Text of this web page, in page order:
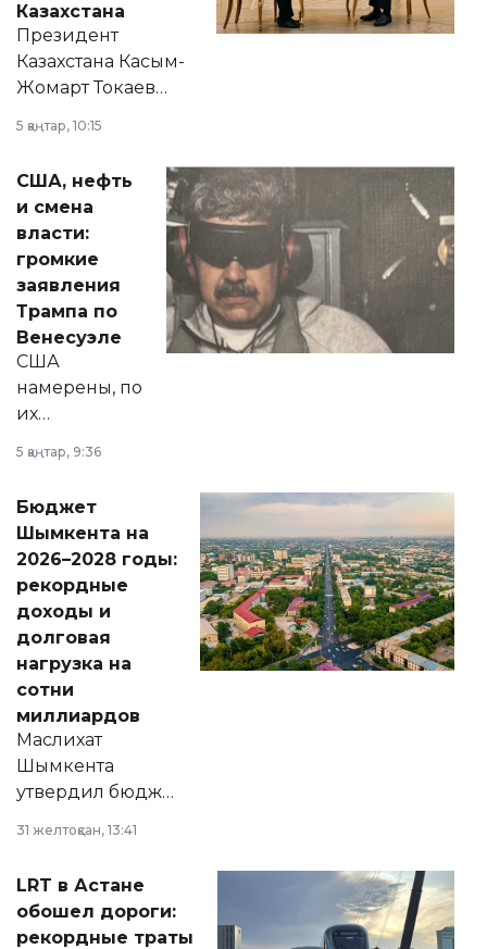
Казахстана
Президент
Казахстана Касым-
Жомарт Токаев
сразу несколько
актуальных тем —
от слухов о
политических
реформах до
вопросов армии,
экономики и
личного здоровья.
5 қаңтар, 10:15
США, нефть
и смена
власти:
громкие
заявления
Трампа по
Венесуэле
США
намерены, по
их
принести
народу
Венесуэлы.
5 қаңтар, 9:36
Бюджет
Шымкента на
2026–2028 годы:
рекордные
доходы и
долговая
нагрузка на
сотни
миллиардов
Маслихат
Шымкента
утвердил бюджет
2028 годы.
документ
появился в базе
31 желтоқсан, 13:41
LRT в Астане
обошел дороги:
рекордные траты